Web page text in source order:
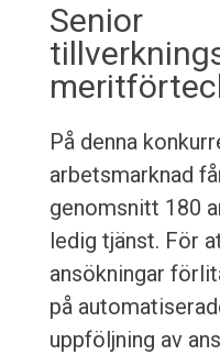
Senior
På denna
arbetsmarknad
genomsnitt 180
ledig tjänst. För
ansökningar
på
uppföljning av